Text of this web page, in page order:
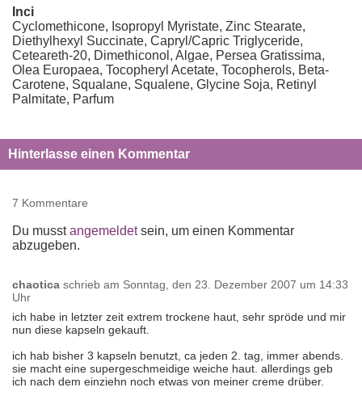
Inci
Cyclomethicone, Isopropyl Myristate, Zinc Stearate,
Diethylhexyl Succinate, Capryl/Capric Triglyceride,
Ceteareth-20, Dimethiconol, Algae, Persea Gratissima,
Olea Europaea, Tocopheryl Acetate, Tocopherols, Beta-
Carotene, Squalane, Squalene, Glycine Soja, Retinyl
Palmitate, Parfum
Hinterlasse einen Kommentar
7 Kommentare
Du musstangemeldetsein, um einen Kommentar
abzugeben.
chaotica schrieb am Sonntag, den 23. Dezember 2007 um 14:33
Uhr
ich habe in letzter zeit extrem trockene haut, sehr spröde und mir
nun diese kapseln gekauft.
ich hab bisher 3 kapseln benutzt, ca jeden 2. tag, immer abends.
sie macht eine supergeschmeidige weiche haut. allerdings geb
ich nach dem einziehn noch etwas von meiner creme drüber.